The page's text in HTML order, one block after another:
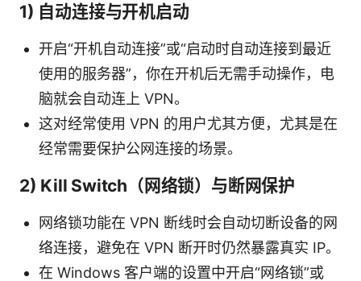
1) 自动连接与开机启动
开启“开机自动连接”或“启动时自动连接到最近
使用的服务器”，你在开机后无需手动操作，电
脑就会自动连上 VPN。
这对经常使用 VPN 的用户尤其方便，尤其是在
经常需要保护公网连接的场景。
2) Kill Switch（网络锁）与断网保护
网络锁功能在 VPN 断线时会自动切断设备的网
络连接，避免在 VPN 断开时仍然暴露真实 IP。
在 Windows 客户端的设置中开启“网络锁”或